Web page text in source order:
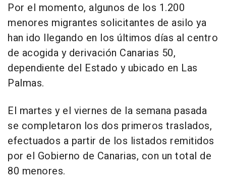
Por el momento, algunos de los 1.200
menores migrantes solicitantes de asilo ya
han ido llegando en los últimos días al centro
de acogida y derivación Canarias 50,
dependiente del Estado y ubicado en Las
Palmas.
El martes y el viernes de la semana pasada
se completaron los dos primeros traslados,
efectuados a partir de los listados remitidos
por el Gobierno de Canarias, con un total de
80 menores.